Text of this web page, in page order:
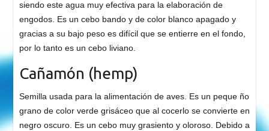
siendo este agua muy efectiva para la elaboración de
engodos. Es un cebo bando y de color blanco apagado y
gracias a su bajo peso es difícil que se entierre en el fondo,
por lo tanto es un cebo liviano.
Cañamón (hemp)
Semilla usada para la alimentación de aves. Es un peque ño
grano de color verde grisáceo que al cocerlo se convierte en
negro oscuro. Es un cebo muy grasiento y oloroso. Debido a